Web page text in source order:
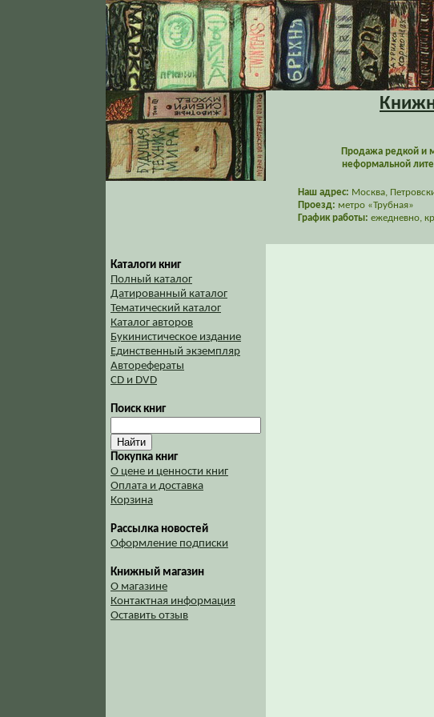
Продажа редкой и
неформальной
Наш адрес: Москва,
Проезд: метро «Трубная»
График работы: ежедневно,
Каталоги книг
Полный каталог
Датированный каталог
Тематический каталог
Каталог авторов
Букинистическое издание
Единственный экземпляр
Авторефераты
CD и DVD
Поиск книг
Покупка книг
О цене и ценности книг
Оплата и доставка
Корзина
Рассылка новостей
Оформление подписки
Книжный магазин
О магазине
Контактная информация
Оставить отзыв